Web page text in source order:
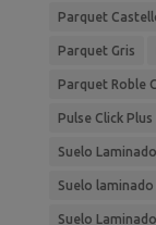
Parquet
Parquet Gris
Parquet Roble
Pulse Click Plus
Suelo Laminado
Suelo laminado
Suelo